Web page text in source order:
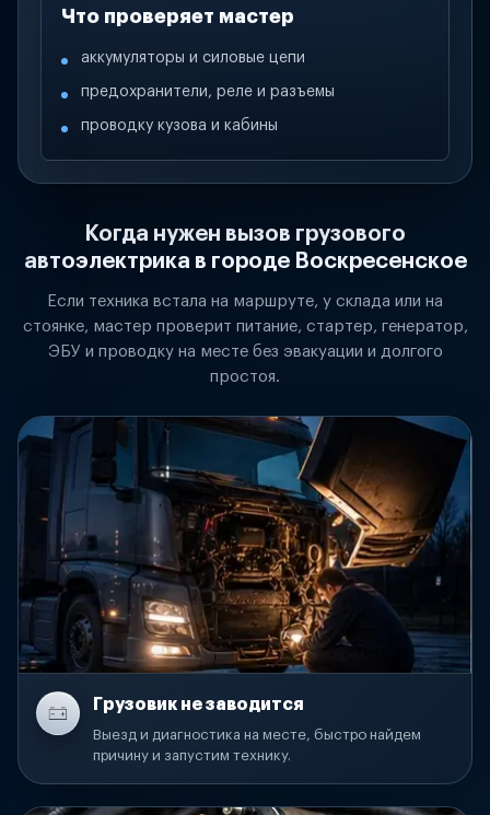
Что проверяет мастер
аккумуляторы и силовые цепи
предохранители, реле и разъемы
проводку кузова и кабины
Когда нужен вызов грузового
автоэлектрика в городе Воскресенское
Если техника встала на маршруте, у склада или на
стоянке, мастер проверит питание, стартер, генератор,
ЭБУ и проводку на месте без эвакуации и долгого
простоя.
Грузовик не заводится
Выезд и диагностика на месте, быстро найдем
причину и запустим технику.